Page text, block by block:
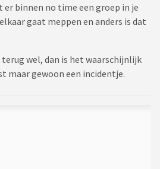
er binnen no time een groep in je
gaat meppen en anders is dat
wel, dan is het waarschijnlijk
maar gewoon een incidentje.